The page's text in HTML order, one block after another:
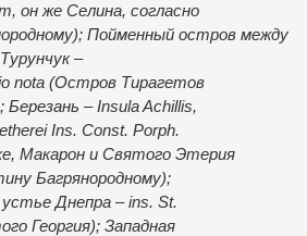
он же Селина, согласно
Пойменный остров между
–
nota (Остров Тирагетов
– Insula Achillis,
Ins. Const. Porph.
Макарон и Святого Этерия
Багрянородному);
Днепра – ins. St.
Георгия); Западная